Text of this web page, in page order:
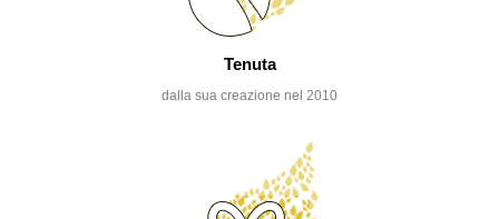
Tenuta
dalla sua creazione nel 2010